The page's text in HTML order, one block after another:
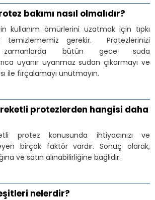
bakımı nasıl olmalıdır?
kullanım ömürlerini uzatmak için tıpkı
gerekir. Protezlerinizi
zamanlarda bütün gece suda
uyanır uyanmaz sudan çıkarmayı ve
ile fırçalamayı unutmayın.
protezlerden hangisi daha
protez konusunda ihtiyacınızı ve
birçok faktör vardır. Sonuç olarak,
ve satın alınabilirliğine bağlıdır.
nelerdir?